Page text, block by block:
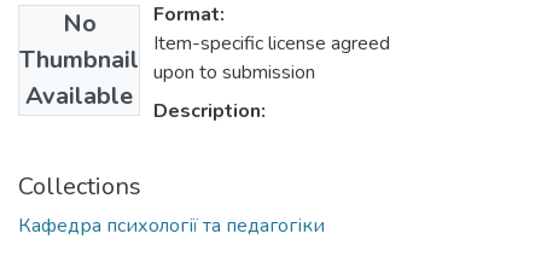
No
Thumbnail
Available
Format:
Item-specific license agreed
upon to submission
Description:
Collections
Кафедра психології та педагогіки